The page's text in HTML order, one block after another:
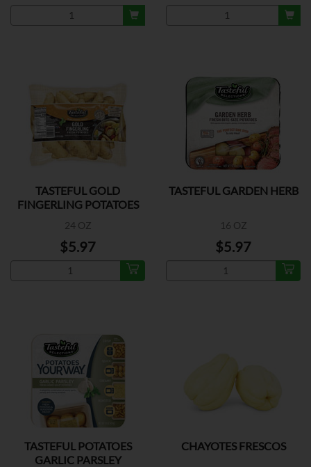
TASTEFUL GOLD
FINGERLING POTATOES
24 OZ
$5.97
TASTEFUL GARDEN HERB
16 OZ
$5.97
TASTEFUL POTATOES
GARLIC PARSLEY
CHAYOTES FRESCOS